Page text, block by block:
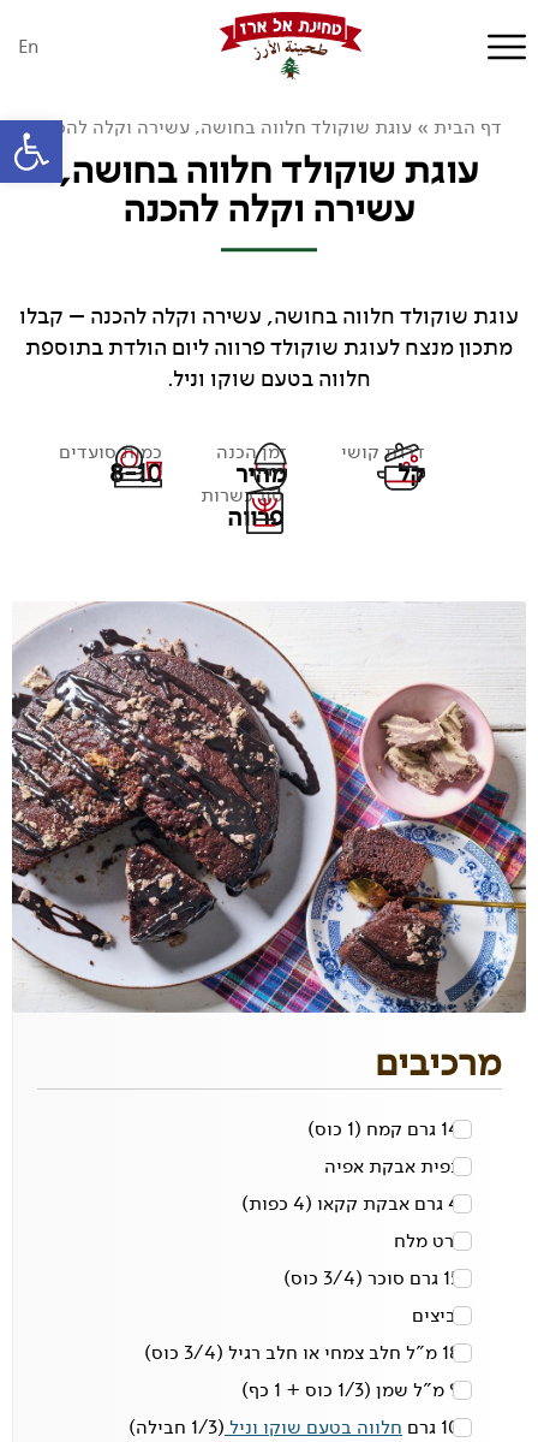
פתח
En
דף הבית »עוגת שוקולד חלווה בחושה, עשירה וקלה להכנה
עוגת שוקולד חלווה בחושה,
עשירה וקלה להכנה
עוגת שוקולד חלווה בחושה, עשירה וקלה להכנה – קבלו
מתכון מנצח לעוגת שוקולד פרווה ליום הולדת בתוספת
חלווה בטעם שוקו וניל.
דרגת קושי
קל
זמן הכנה
מהיר
כמות סועדים
8-10
סוג כשרות
פרווה
מרכיבים
140 גרם קמח (1 כוס)
1 כפית
אבקת אפיה
40 גרם
אבקת קקאו (4 כפות)
קורט מלח
150 גרם
סוכר (3/4 כוס)
2ביצים
180 מ"ל
חלב צמחי או חלב רגיל (3/4 כוס)
90 מ"ל
שמן (1/3 כוס + 1 כף)
100 גרם
חלווה בטעם שוקו וניל (1/3 חבילה)